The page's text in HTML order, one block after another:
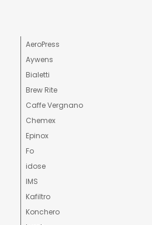
AeroPress
Aywens
Bialetti
Brew Rite
Caffe Vergnano
Chemex
Epinox
Fo
idose
IMS
Kafiltro
Konchero